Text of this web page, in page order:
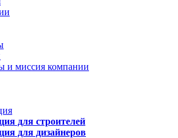
и миссия компании
для строителей
для дизайнеров